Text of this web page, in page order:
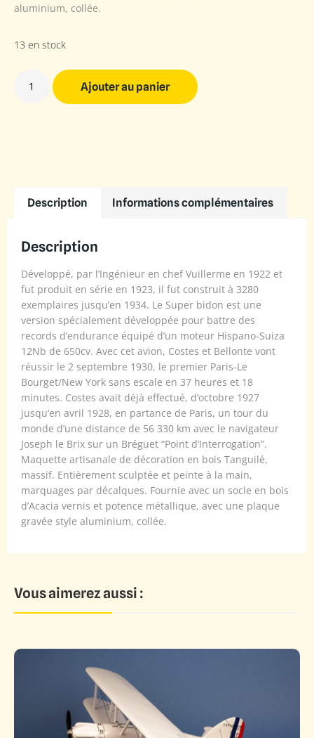
aluminium, collée.
13 en stock
Ajouter au panier
Description Informations complémentaires
Description
Développé, par l’Ingénieur en chef Vuillerme en 1922 et
fut produit en série en 1923, il fut construit à 3280
exemplaires jusqu’en 1934. Le Super bidon est une
version spécialement développée pour battre des
records d’endurance équipé d’un moteur Hispano-Suiza
12Nb de 650cv. Avec cet avion, Costes et Bellonte vont
réussir le 2 septembre 1930, le premier Paris-Le
Bourget/New York sans escale en 37 heures et 18
minutes. Costes avait déjà effectué, d’octobre 1927
jusqu’en avril 1928, en partance de Paris, un tour du
monde d’une distance de 56 330 km avec le navigateur
Joseph le Brix sur un Bréguet “Point d’Interrogation”.
Maquette artisanale de décoration en bois Tanguilé,
massif. Entièrement sculptée et peinte à la main,
marquages par décalques. Fournie avec un socle en bois
d’Acacia vernis et potence métallique, avec une plaque
gravée style aluminium, collée.
Vous aimerez aussi :